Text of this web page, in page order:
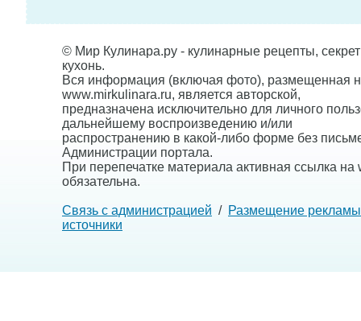
© Мир Кулинара.ру - кулинарные рецепты,
кухонь.
Вся информация (включая фото), размещенная
www.mirkulinara.ru, является авторской,
предназначена исключительно для личного
дальнейшему воспроизведению и/или
распространению в какой-либо форме без
Администрации портала.
При перепечатке материала активная ссылка на
обязательна.
Связь с администрацией / Размещение рекламы
источники